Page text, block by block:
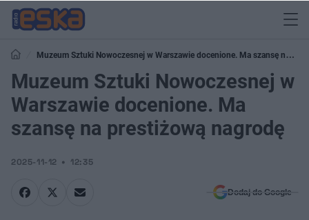
Muzeum Sztuki Nowoczesnej w Warszawie docenione. Ma szansę na
prestiżową nagrodę
Muzeum Sztuki Nowoczesnej w
Warszawie docenione. Ma
szansę na prestiżową nagrodę
2025-11-12 12:35
Dodaj do Google